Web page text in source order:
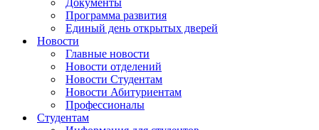
Документы
Программа развития
Единый день открытых дверей
Новости
Главные новости
Новости отделений
Новости Студентам
Новости Абитуриентам
Профессионалы
Студентам